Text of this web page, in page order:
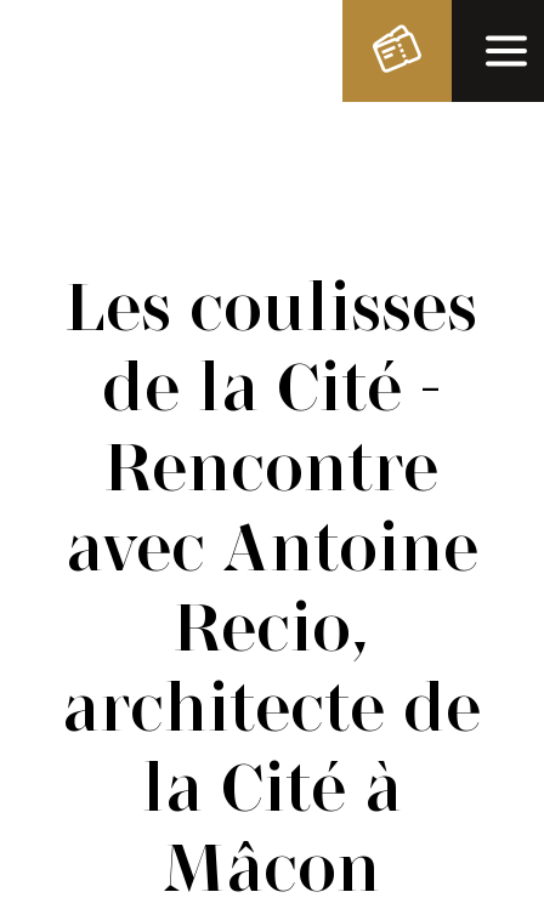
Les coulisses
de la Cité -
Rencontre
avec Antoine
Recio,
architecte de
la Cité à
Mâcon